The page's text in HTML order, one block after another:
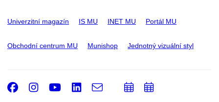
Univerzitní magazín IS MU INET MU Portál MU
Obchodní centrum MU Munishop Jednotný vizuální styl
Facebook
Instagram
Youtube
LinkedIn
e-
PřidatPřidat